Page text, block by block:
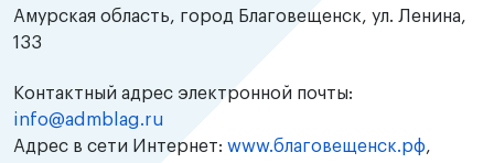
Амурская область, город Благовещенск, ул. Ленина,
133
Контактный адрес электронной почты:
info@admblag.ru
Адрес в сети Интернет: www.благовещенск.рф,